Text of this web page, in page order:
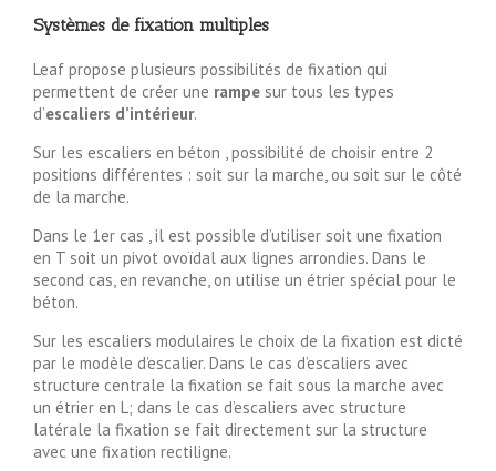
Systèmes de fixation multiples
Leaf propose plusieurs possibilités de fixation qui
permettent de créer une rampe sur tous les types
d’escaliers d’intérieur.
Sur les escaliers en béton , possibilité de choisir entre 2
positions différentes : soit sur la marche, ou soit sur le côté
de la marche.
Dans le 1er cas , il est possible d’utiliser soit une fixation
en T soit un pivot ovoïdal aux lignes arrondies. Dans le
second cas, en revanche, on utilise un étrier spécial pour le
béton.
Sur les escaliers modulaires le choix de la fixation est dicté
par le modèle d’escalier. Dans le cas d’escaliers avec
structure centrale la fixation se fait sous la marche avec
un étrier en L; dans le cas d’escaliers avec structure
latérale la fixation se fait directement sur la structure
avec une fixation rectiligne.